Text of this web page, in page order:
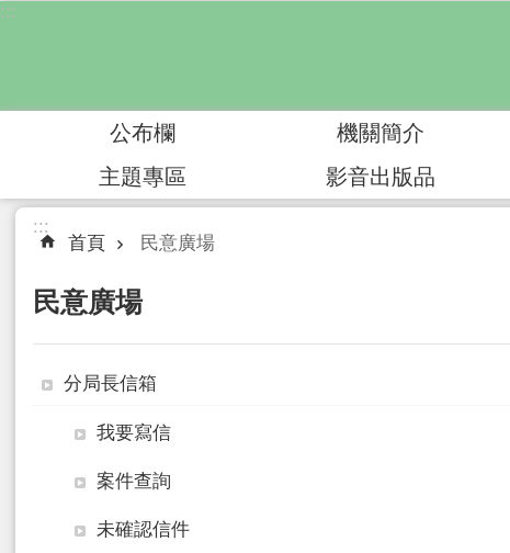
跳到主要內容區塊
:::
公布欄 機關簡介
主題專區
影音出版品
:::
首頁 民意廣場
民意廣場
分局長信箱
我要寫信
案件查詢
未確認信件